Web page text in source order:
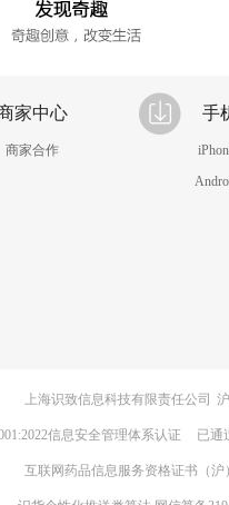
家中心
商家合作
手
上海识致信息科技有限责任公司
信息安全管理体系认证 已通
互联网药品信息服务资格证书（沪